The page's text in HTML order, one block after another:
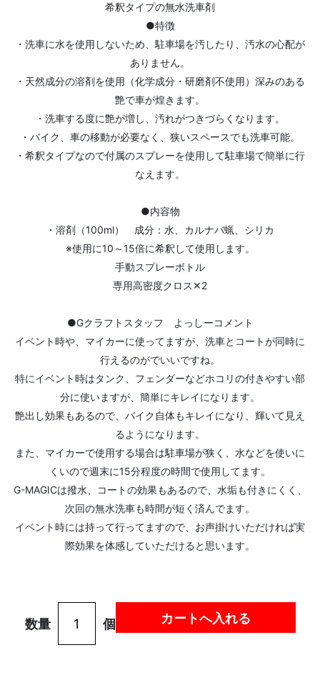
希釈タイプの無水洗車剤
●特徴
・洗車に水を使用しないため、駐車場を汚したり、汚水の心配が
ありません。
・天然成分の溶剤を使用（化学成分・研磨剤不使用）深みのある
艶で車が煌きます。
・洗車する度に艶が増し、汚れがつきづらくなります。
・バイク、車の移動が必要なく、狭いスペースでも洗車可能。
・希釈タイプなので付属のスプレーを使用して駐車場で簡単に行
なえます。
●内容物
・溶剤（100ml） 成分：水、カルナバ蝋、シリカ
※使用に10～15倍に希釈して使用します。
手動スプレーボトル
専用高密度クロス✕2
●Gクラフトスタッフ よっしーコメント
イベント時や、マイカーに使ってますが、洗車とコートが同時に
行えるのがでいいですね。
特にイベント時はタンク、フェンダーなどホコリの付きやすい部
分に使いますが、簡単にキレイになります。
艶出し効果もあるので、バイク自体もキレイになり、輝いて見え
るようになります。
また、マイカーで使用する場合は駐車場が狭く、水などを使いに
くいので週末に15分程度の時間で使用してます。
G-MAGICは撥水、コートの効果もあるので、水垢も付きにくく、
次回の無水洗車も時間が短く済んでます。
イベント時には持って行ってますので、お声掛けいただければ実
際効果を体感していただけると思います。
数量 個